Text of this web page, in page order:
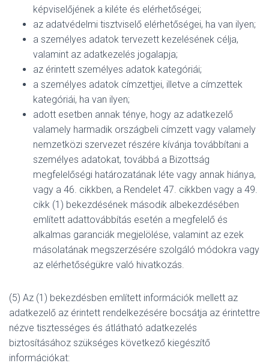
képviselőjének a kiléte és elérhetőségei;
az adatvédelmi tisztviselő elérhetőségei, ha van ilyen;
a személyes adatok tervezett kezelésének célja,
valamint az adatkezelés jogalapja;
az érintett személyes adatok kategóriái;
a személyes adatok címzettjei, illetve a címzettek
kategóriái, ha van ilyen;
adott esetben annak ténye, hogy az adatkezelő
valamely harmadik országbeli címzett vagy valamely
nemzetközi szervezet részére kívánja továbbítani a
személyes adatokat, továbbá a Bizottság
megfelelőségi határozatának léte vagy annak hiánya,
vagy a 46. cikkben, a Rendelet 47. cikkben vagy a 49.
cikk (1) bekezdésének második albekezdésében
említett adattovábbítás esetén a megfelelő és
alkalmas garanciák megjelölése, valamint az ezek
másolatának megszerzésére szolgáló módokra vagy
az elérhetőségükre való hivatkozás.
(5) Az (1) bekezdésben említett információk mellett az
adatkezelő az érintett rendelkezésére bocsátja az érintettre
nézve tisztességes és átlátható adatkezelés
biztosításához szükséges következő kiegészítő
információkat: